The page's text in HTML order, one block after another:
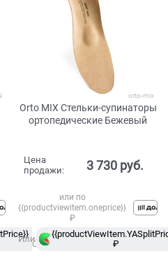
в
Сплит
orto-mix
Orto MIX Стельки-супинаторы
ортопедические Бежевый
Цена
продажи:
3 730 руб.
или по
{{productviewitem.oneprice}}
₽
Или
₽